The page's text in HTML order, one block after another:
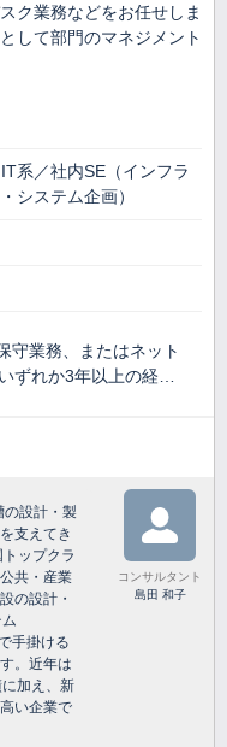
ク業務などをお任せしま
して部門のマネジメント
系／社内SE（インフラ
システム企画）
守業務、またはネット
ずれか3年以上の経…
の設計・製
支えてき
ップクラ
共・産業
の設計・
手掛ける
。近年は
加え、新
い企業で
コンサルタント
島田 和子